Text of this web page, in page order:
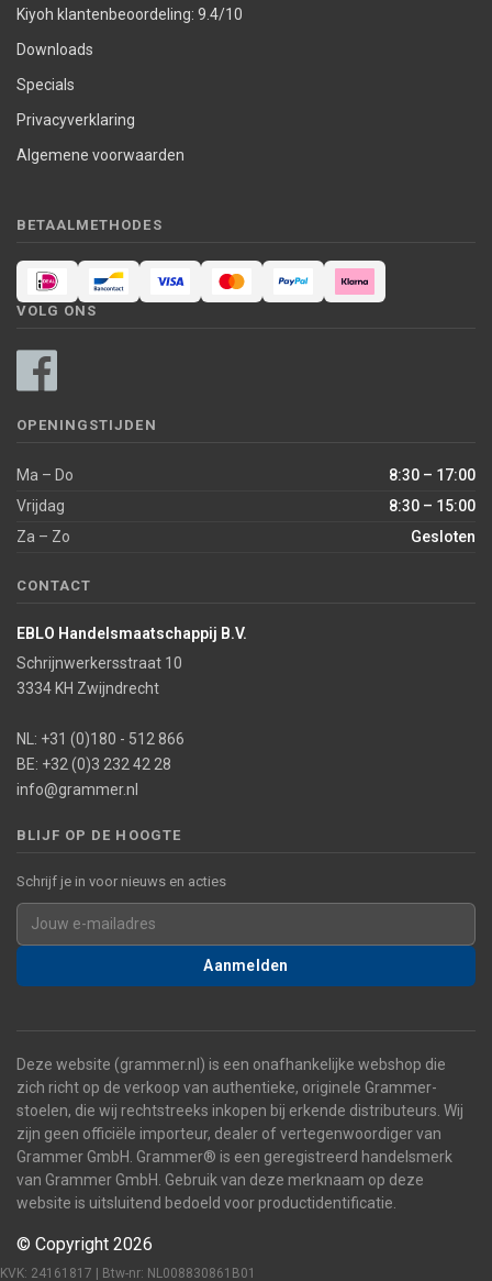
Kiyoh klantenbeoordeling: 9.4/10
Downloads
Specials
Privacyverklaring
Algemene voorwaarden
BETAALMETHODES
VOLG ONS
OPENINGSTIJDEN
Ma – Do
8:30 – 17:00
Vrijdag
8:30 – 15:00
Za – Zo
Gesloten
CONTACT
EBLO Handelsmaatschappij B.V.
Schrijnwerkersstraat 10
3334 KH Zwijndrecht
NL: +31 (0)180 - 512 866
BE: +32 (0)3 232 42 28
info@grammer.nl
BLIJF OP DE HOOGTE
Schrijf je in voor nieuws en acties
Aanmelden
Deze website (grammer.nl) is een onafhankelijke webshop die
zich richt op de verkoop van authentieke, originele Grammer-
stoelen, die wij rechtstreeks inkopen bij erkende distributeurs. Wij
zijn geen officiële importeur, dealer of vertegenwoordiger van
Grammer GmbH. Grammer® is een geregistreerd handelsmerk
van Grammer GmbH. Gebruik van deze merknaam op deze
website is uitsluitend bedoeld voor productidentificatie.
© Copyright 2026
KVK: 24161817 | Btw-nr: NL008830861B01